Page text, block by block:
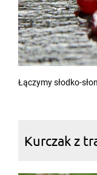
Łączymy słodko-
Kurczak z